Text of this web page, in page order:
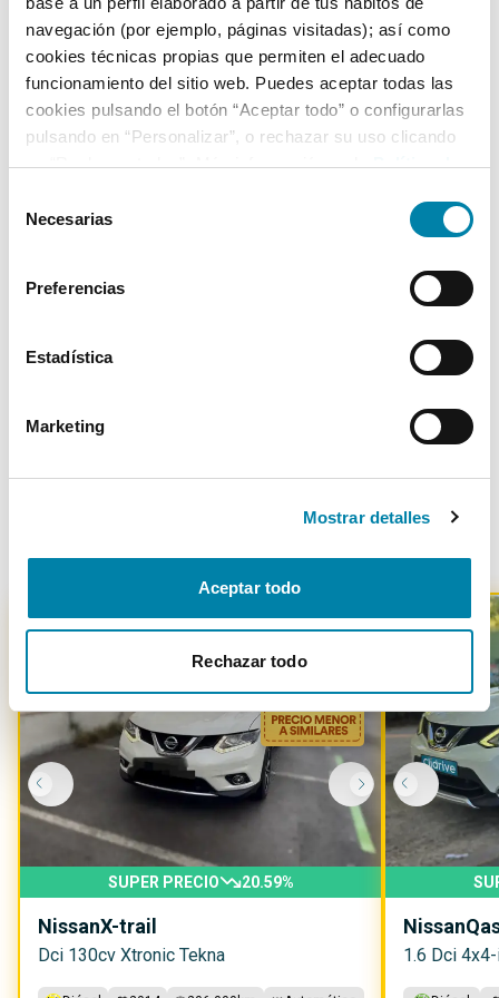
navegación (por ejemplo, páginas visitadas); así como
cookies técnicas propias que permiten el adecuado
funcionamiento del sitio web. Puedes aceptar todas las
cookies pulsando el botón “Aceptar todo” o configurarlas
pulsando en “Personalizar”, o rechazar su uso clicando
en “Rechazar todas”. Más información en laPolítica de
Necesarias
Preferencias
Estadística
Marketing
Mostrar detalles
Aceptar todo
Rechazar todo
26/09/2008
Equipamiento*
Detalles destacados
Vehículo totalmente de origen, sin modificaciones
específicos del vehículo.
Para cualquier duda, contacta con nuestro equipo.
Otros coches parecidos
-2100€
SUPER PRECIO 20.59%
NissanX-trail
Dci 130cv Xtronic Tekna
Nissan
1.6 Dci